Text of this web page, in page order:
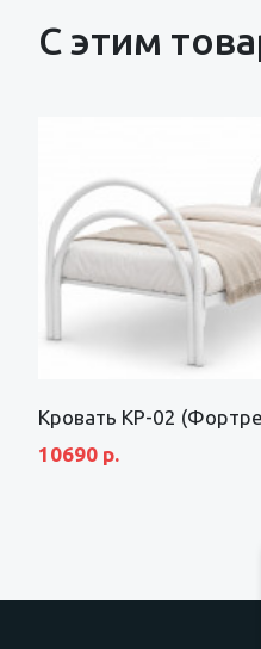
С этим
Кровать КР-02
10690 р.